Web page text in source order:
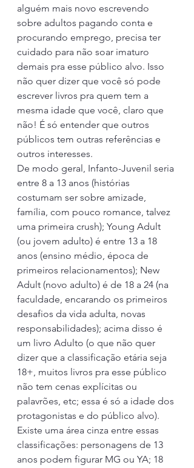
alguém mais novo escrevendo
sobre adultos pagando conta e
procurando emprego, precisa ter
cuidado para não soar imaturo
demais pra esse público alvo. Isso
não quer dizer que você só pode
escrever livros pra quem tem a
mesma idade que você, claro que
não! É só entender que outros
públicos tem outras referências e
outros interesses.
De modo geral, Infanto-Juvenil seria
entre 8 a 13 anos (histórias
costumam ser sobre amizade,
família, com pouco romance, talvez
uma primeira crush); Young Adult
(ou jovem adulto) é entre 13 a 18
anos (ensino médio, época de
primeiros relacionamentos); New
Adult (novo adulto) é de 18 a 24 (na
faculdade, encarando os primeiros
desafios da vida adulta, novas
responsabilidades); acima disso é
um livro Adulto (o que não quer
dizer que a classificação etária seja
18+, muitos livros pra esse público
não tem cenas explícitas ou
palavrões, etc; essa é só a idade dos
protagonistas e do público alvo).
Existe uma área cinza entre essas
classificações: personagens de 13
anos podem figurar MG ou YA; 18